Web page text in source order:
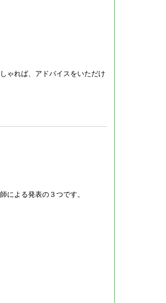
ゃれば、アドバイスをいただけ
よる発表の３つです。